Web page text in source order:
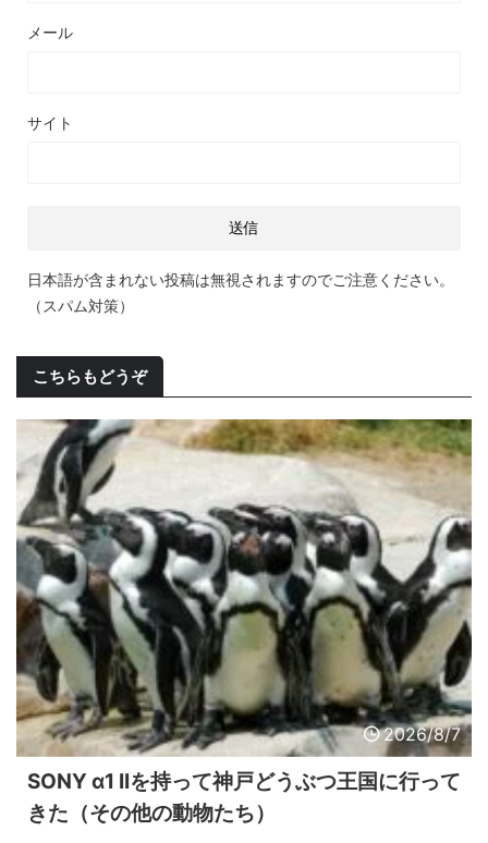
メール
サイト
日本語が含まれない投稿は無視されますのでご注意ください。
（スパム対策）
こちらもどうぞ
2026/8/7
SONY α1 IIを持って神戸どうぶつ王国に行って
きた（その他の動物たち）